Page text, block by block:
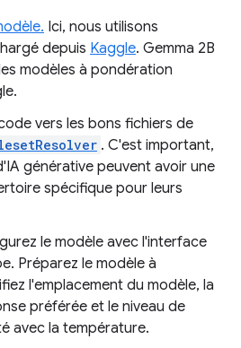
Ici, nous utilisons
depuis Kaggle. Gemma 2B
modèles à pondération
vers les bons fichiers de
. C'est important,
générative peuvent avoir une
spécifique pour leurs
le modèle avec l'interface
Préparez le modèle à
l'emplacement du modèle, la
préférée et le niveau de
avec la température.